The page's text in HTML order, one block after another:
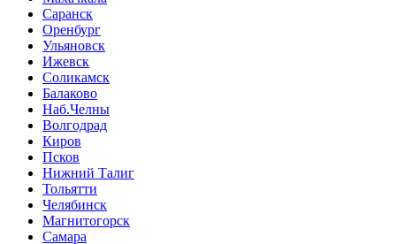
Саранск
Оренбург
Ульяновск
Ижевск
Соликамск
Балаково
Наб.Челны
Волгодрад
Киров
Псков
Нижний Талиг
Тольятти
Челябинск
Магнитогорск
Самара